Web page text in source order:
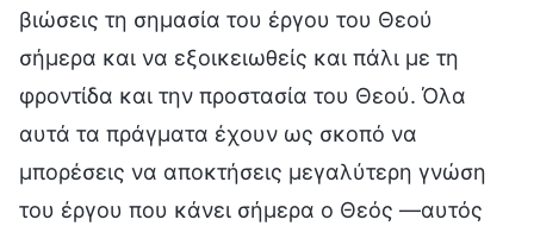
βιώσεις τη σημασία του έργου του Θεού
σήμερα και να εξοικειωθείς και πάλι με τη
φροντίδα και την προστασία του Θεού. Όλα
αυτά τα πράγματα έχουν ως σκοπό να
μπορέσεις να αποκτήσεις μεγαλύτερη γνώση
του έργου που κάνει σήμερα ο Θεός —αυτός